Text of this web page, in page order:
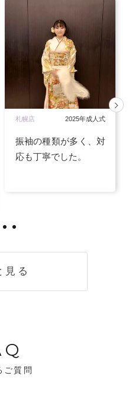
札幌店 2025年成人式
振袖の種類が多く、対
応も丁寧でした。
見る
ご質問